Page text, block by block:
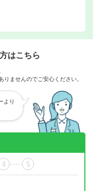
はこちら
ませんのでご安心ください。
より
4 5